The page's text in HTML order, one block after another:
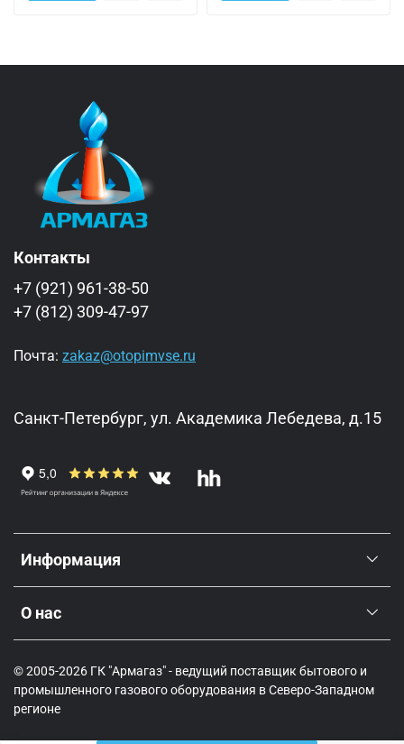
Информация
О нас
Контакты
+7 (921) 961-38-50
+7 (812) 309-47-97
Почта: zakaz@otopimvse.ru
Санкт-Петербург, ул. Академика Лебедева, д.15
© 2005-2026 ГК "Армагаз" - ведущий поставщик бытового и
промышленного газового оборудования в Северо-Западном
регионе